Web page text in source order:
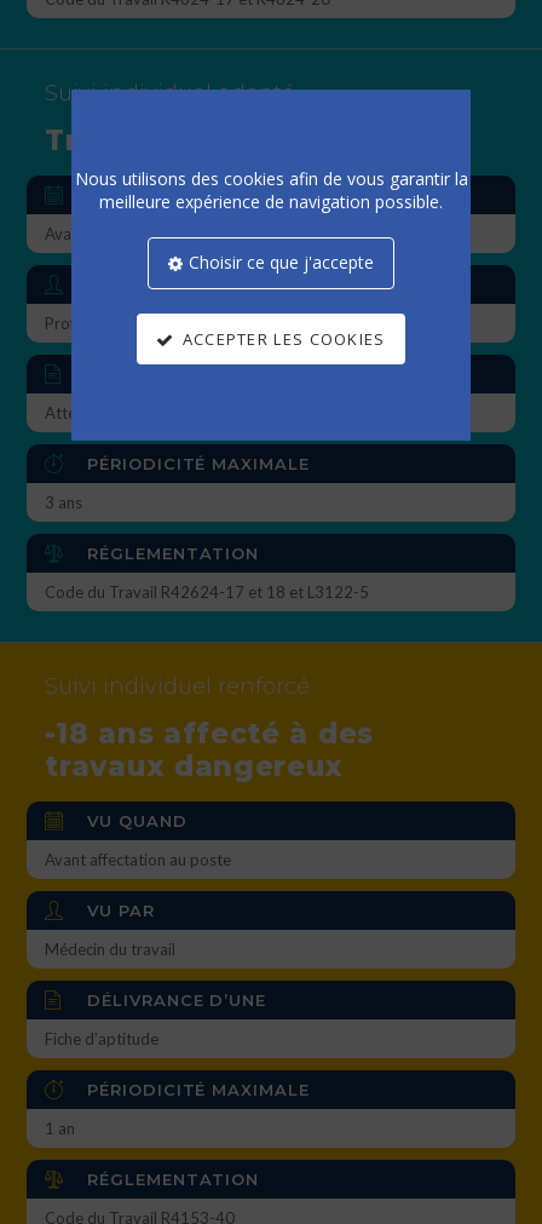
Suivi individuel adapté
Travailleurs de nuit
VU QUAND
Avant affectation au poste
VU PAR
Professionnel de santé
Attestation de suivi
PÉRIODICITÉ MAXIMALE
3 ans
RÉGLEMENTATION
Code du Travail R42624-17 et 18 et L3122-5
Suivi individuel renforcé
-18 ans affecté à des
travaux dangereux
VU QUAND
Avant affectation au poste
VU PAR
Médecin du travail
DÉLIVRANCE D’UNE
Fiche d’aptitude
PÉRIODICITÉ MAXIMALE
1 an
RÉGLEMENTATION
Code du Travail R4153-40
Nous utilisons des cookies afin de vous garantir la
meilleure expérience de navigation possible.
Choisir ce que j'accepte
ACCEPTER LES COOKIES